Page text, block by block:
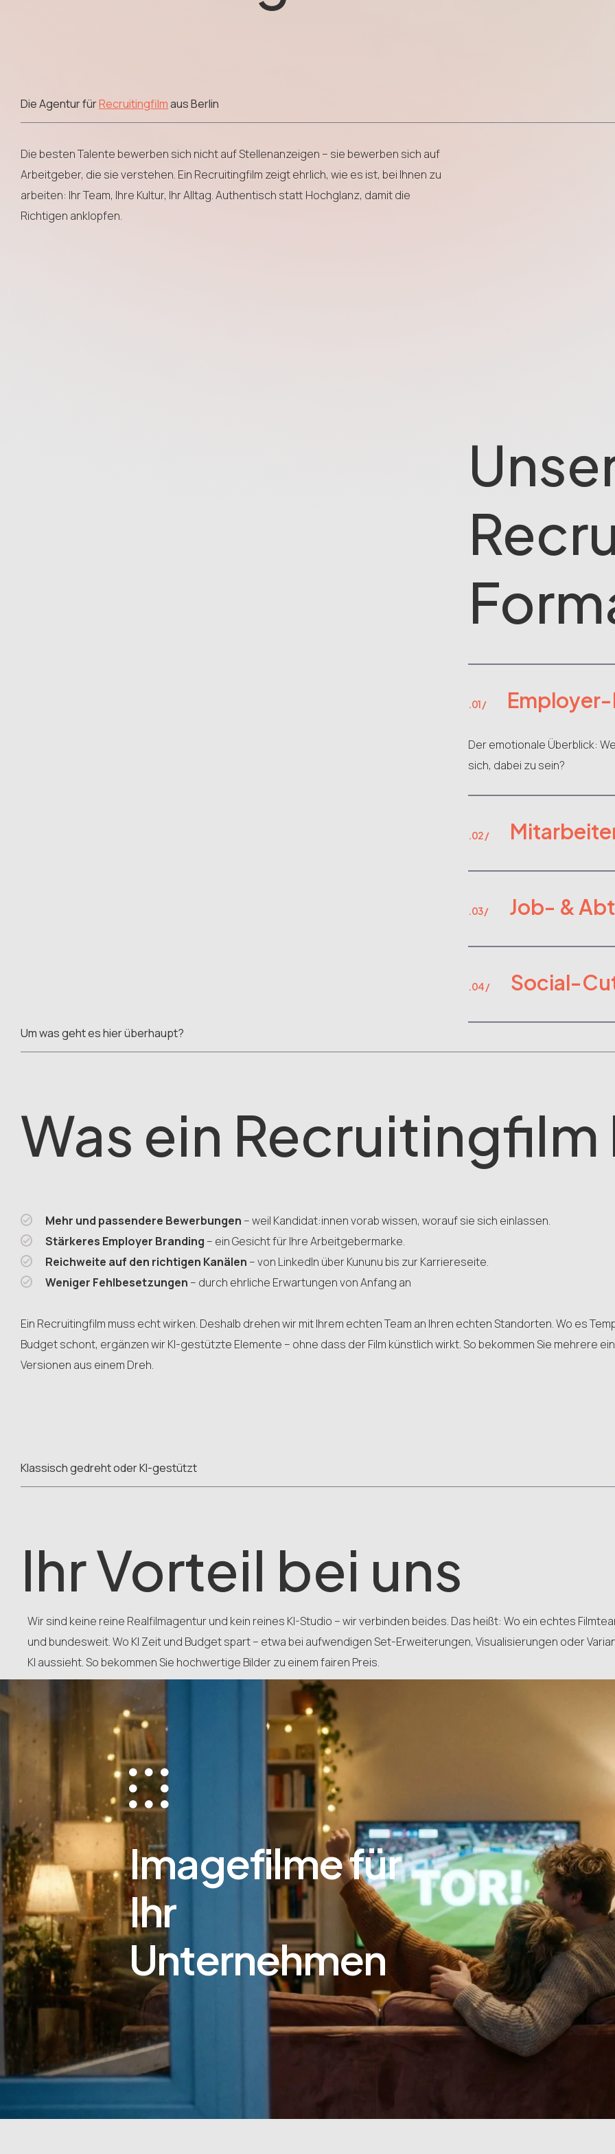
Die Agentur fürRecruitingfilmaus Berlin
Die besten Talente bewerben sich nicht auf Stellenanzeigen – sie bewerben sich auf
Arbeitgeber, die sie verstehen. Ein Recruitingfilm zeigt ehrlich, wie es ist, bei Ihnen zu
arbeiten: Ihr Team, Ihre Kultur, Ihr Alltag. Authentisch statt Hochglanz, damit die
Richtigen anklopfen.
.01 /
Der emotionale Überblick:
sich, dabei zu sein?
.02 /
.03 / Job- &
.04 / Social-
Um was geht es hier überhaupt?
Was ein
Mehr und passendere Bewerbungen – weil Kandidat:innen vorab wissen, worauf sie sich einlassen.
Stärkeres Employer Branding – ein Gesicht für Ihre Arbeitgebermarke.
Reichweite auf den richtigen Kanälen – von LinkedIn über Kununu bis zur Karriereseite.
Weniger Fehlbesetzungen – durch ehrliche Erwartungen von Anfang an
Ein Recruitingfilm muss echt wirken. Deshalb drehen wir mit Ihrem echten Team an Ihren echten Standorten. Wo es
Budget schont, ergänzen wir KI-gestützte Elemente – ohne dass der Film künstlich wirkt. So bekommen Sie mehrere
Versionen aus einem Dreh.
Klassisch gedreht oder KI-gestützt
Ihr Vorteil bei uns
Wir sind keine reine Realfilmagentur und kein reines KI-Studio – wir verbinden beides. Das heißt: Wo ein echtes
und bundesweit. Wo KI Zeit und Budget spart – etwa bei aufwendigen Set-Erweiterungen, Visualisierungen oder
KI aussieht. So bekommen Sie hochwertige Bilder zu einem fairen Preis.
Imagefilme für
Ihr
Unternehmen